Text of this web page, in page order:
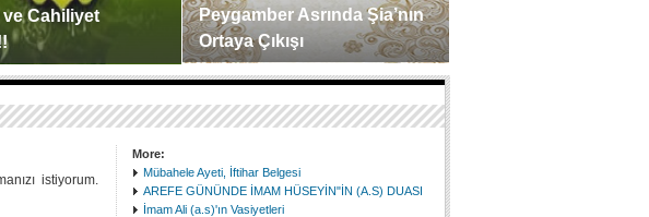
ve Cahiliyet
in rivayet kaynaklarında
(s.a) ...
Peygamber Asrında Şia’nın
Ortaya Çıkışı
Ehlisünnetin dört mezhebi içinde ilk
ortaya çıkan mezhep ...
istiyorum.
More:
Mübahele Ayeti, İftihar Belgesi
AREFE GÜNÜNDE İMAM HÜSEYİN"İN (A.S) DUASI
İmam Ali (a.s)'ın Vasiyetleri